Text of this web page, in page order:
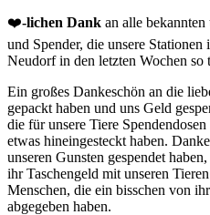
❤️-lichen Dank an alle
und Spender, die unsere
Neudorf in den letzten Wochen so
Ein großes Dankeschön an die
gepackt haben und uns Geld
die für unsere Tiere
etwas hineingesteckt haben.
unseren Gunsten gespendet
ihr Taschengeld mit unseren
Menschen, die ein bisschen von
abgegeben haben.